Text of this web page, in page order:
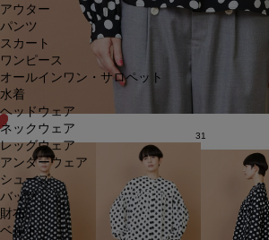
アウター
パンツ
スカート
ワンピース
オールインワン・サロペット
水着
ヘッドウェア
ネックウェア
レッグウェア
アンダーウェア
シューズ
バッグ
財布
ベルト
31